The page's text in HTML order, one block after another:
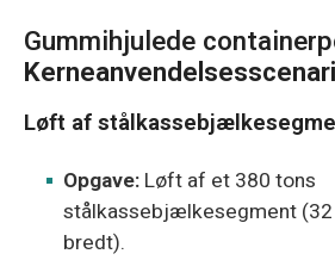
Gummihjulede
Løft af
Opgave: Løft af et 380 tons
stålkassebjælkesegment (32
bredt).